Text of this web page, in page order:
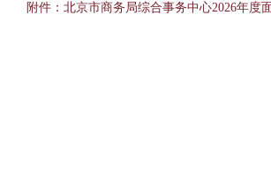
附件：北京市商务局综合事务中心2026年